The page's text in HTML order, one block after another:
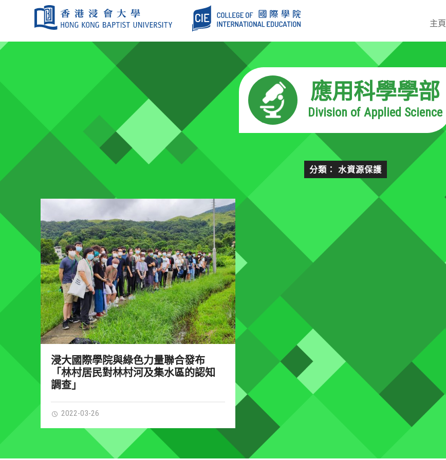
主頁
應用科學學部
Division of Applied Science
分類： 水資源保護
浸大國際學院與綠色力量聯合發布
「林村居民對林村河及集水區的認知
調查」
2022-03-26